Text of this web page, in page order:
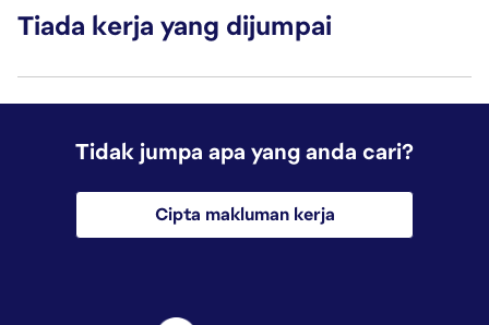
Tiada kerja yang dijumpai
Tidak jumpa apa yang anda cari?
Cipta makluman kerja